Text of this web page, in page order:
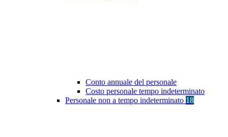
Conto annuale del personale
Costo personale tempo indeterminato
Personale non a tempo indeterminato 18